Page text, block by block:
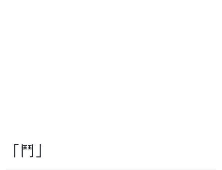
「鬥」